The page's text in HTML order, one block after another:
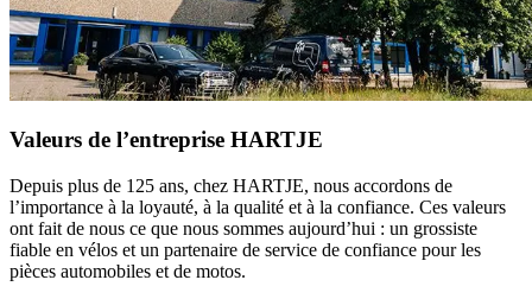
Valeurs de l’entreprise HARTJE
Depuis plus de 125 ans, chez HARTJE, nous accordons de
l’importance à la loyauté, à la qualité et à la confiance. Ces valeurs
ont fait de nous ce que nous sommes aujourd’hui : un grossiste
fiable en vélos et un partenaire de service de confiance pour les
pièces automobiles et de motos.